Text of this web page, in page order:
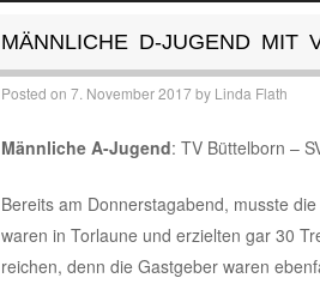
MÄNNLICHE D-JUGEND MIT
Posted on 7. November 2017by Linda Flath
Männliche A-Jugend: TV Büttelborn –
Bereits am Donnerstagabend, musste
waren in Torlaune und erzielten gar 30
reichen, denn die Gastgeber waren